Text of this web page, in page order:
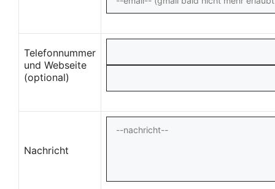
Telefonnummer
und Webseite
(optional)
Nachricht